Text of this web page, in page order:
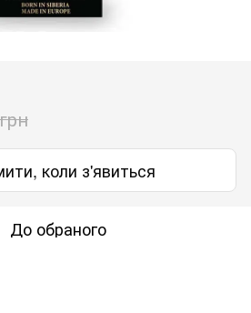
коли з'явиться
До обраного